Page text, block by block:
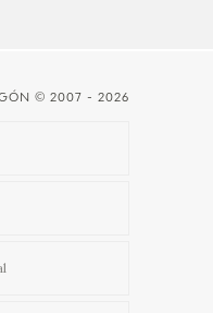
© 2007 - 2026